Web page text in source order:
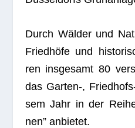
Durch Wäl­der und
Fried­höfe und
ren ins­ge­samt 80
das Garten‑,
sem Jahr in der
nen” anbietet.